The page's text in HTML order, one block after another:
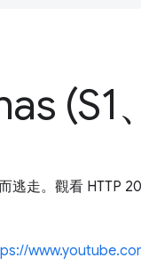
(S1
走。觀看 HTTP